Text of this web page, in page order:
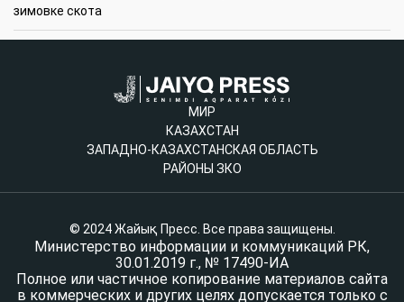
зимовке скота
МИР
КАЗАХСТАН
ЗАПАДНО-КАЗАХСТАНСКАЯ ОБЛАСТЬ
РАЙОНЫ ЗКО
© 2024 Жайық Пресс. Все права защищены.
Министерство информации и коммуникаций РК,
30.01.2019 г., № 17490-ИА
Полное или частичное копирование материалов сайта
в коммерческих и других целях допускается только с